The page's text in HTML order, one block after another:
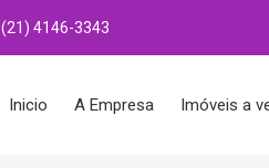
(21) 4146-3343
Inicio A Empresa Imóveis a